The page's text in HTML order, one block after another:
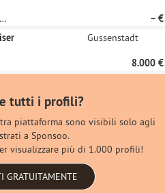
Motorsport, Automobilismo
– €
Gussenstadt
8.000 €
tutti i profili?
piattaforma sono visibili solo agli
a Sponsoo.
visualizzare più di 1.000 profili!
GRATUITAMENTE